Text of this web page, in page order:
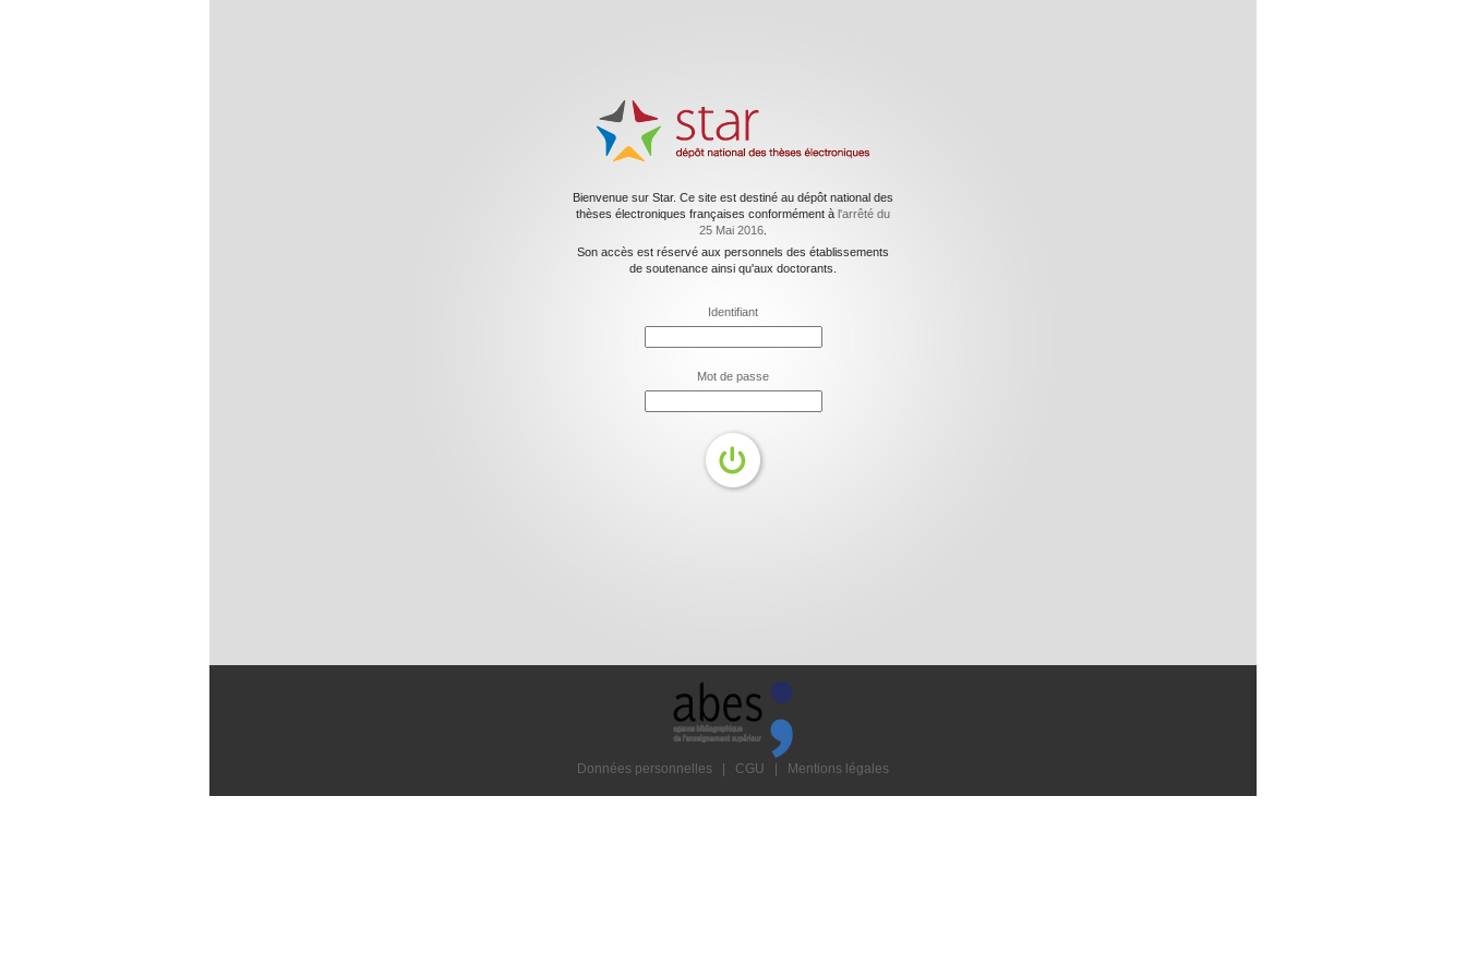
Bienvenue sur Star. Ce site est destiné au dépôt national des
thèses électroniques françaises conformément à l'arrêté du
25 Mai 2016
Son accès est réservé aux personnels des établissements
de soutenance ainsi qu'aux doctorants.
Identifiant
Mot de passe
Données personnelles CGU Mentions légales